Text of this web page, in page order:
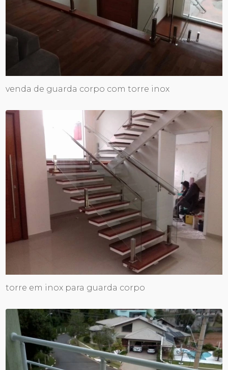
venda de guarda corpo com torre inox
torre em inox para guarda corpo